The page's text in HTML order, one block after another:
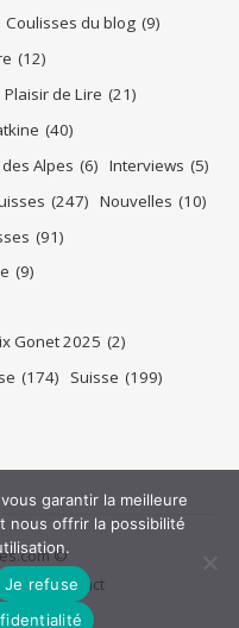
Coulisses du blog (9)
(12)
Plaisir de Lire (21)
(40)
Alpes (6) Interviews (5)
(247) Nouvelles (10)
(91)
(9)
Gonet 2025 (2)
(174) Suisse (199)
©
Contact
garantir la meilleure
nous offrir la possibilité
Je refuse